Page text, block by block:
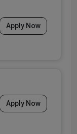
Apply Now
Apply Now